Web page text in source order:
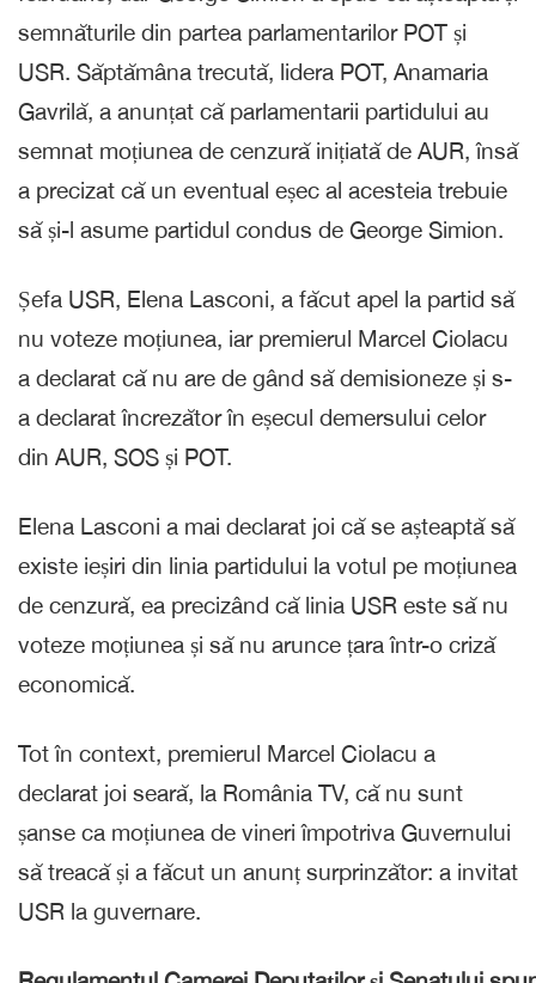
semnăturile din partea parlamentarilor POT și
USR. Săptămâna trecută, lidera POT, Anamaria
Gavrilă, a anunțat că parlamentarii partidului au
semnat moțiunea de cenzură inițiată de AUR, însă
a precizat că un eventual eșec al acesteia trebuie
să și-l asume partidul condus de George Simion.
Șefa USR, Elena Lasconi, a făcut apel la partid să
nu voteze moțiunea, iar premierul Marcel Ciolacu
a declarat că nu are de gând să demisioneze și s-
a declarat încrezător în eșecul demersului celor
din AUR, SOS și POT.
Elena Lasconi a mai declarat joi că se așteaptă să
existe ieșiri din linia partidului la votul pe moțiunea
de cenzură, ea precizând că linia USR este să nu
voteze moțiunea și să nu arunce țara într-o criză
economică.
Tot în context, premierul Marcel Ciolacu a
declarat joi seară, la România TV, că nu sunt
șanse ca moțiunea de vineri împotriva Guvernului
să treacă și a făcut un anunț surprinzător: a invitat
USR la guvernare.